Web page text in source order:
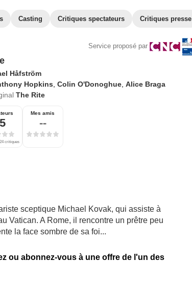
Casting Critiques spectateurs Critiques presse
Service proposé par
Håfström
Hopkins Colin O'Donoghue, Alice Braga
The Rite
critiques
Mes amis
--
sceptique Michael Kovak, qui assiste à
Vatican. A Rome, il rencontre un prêtre peu
la face sombre de sa foi...
ou abonnez-vous à une offre de l'un des